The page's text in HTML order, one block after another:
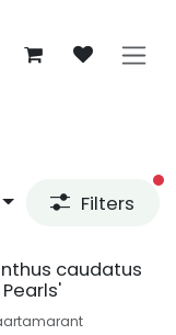
Filters
caudatus